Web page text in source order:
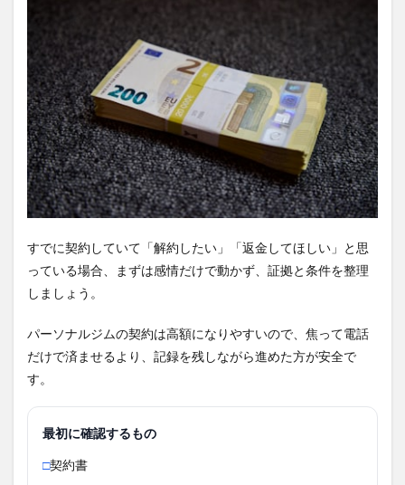
7.1
まず
契約
した
経緯
をメ
モす
る
7.2
ジム
へ問
わせ
る時
録を
7.3
揉め
早め
に188
へ相
談す
すでに契約していて「解約したい」「返金してほしい」と思
っている場合、まずは感情だけで動かず、証拠と条件を整理
しましょう。
パーソナルジムの契約は高額になりやすいので、焦って電話
だけで済ませるより、記録を残しながら進めた方が安全で
す。
最初に確認するもの
□契約書